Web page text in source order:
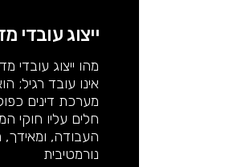
ייצוג עובדי
מהו ייצוג עובדי
אינו עובד רגיל;
מערכת דינים
חלים עליו חוקי
העבודה,
נורמטיבית